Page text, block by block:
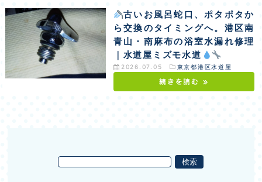
古いお風呂蛇口、ポタポタか
ら交換のタイミングへ。港区南
青山・南麻布の浴室水漏れ修理
｜水道屋ミズモ水道
2026.07.05 東京都港区水道屋
続きを読む »